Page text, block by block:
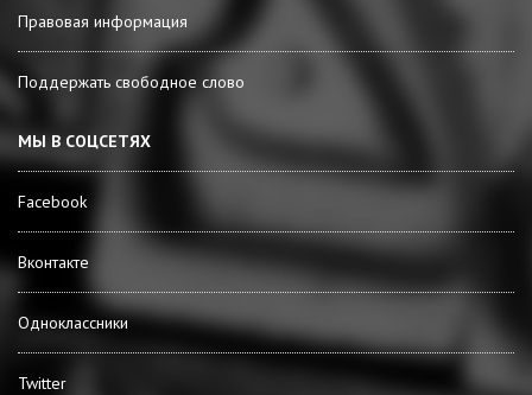
Правовая информация
Поддержать свободное слово
МЫ В СОЦСЕТЯХ
Facebook
Вконтакте
Одноклассники
Twitter